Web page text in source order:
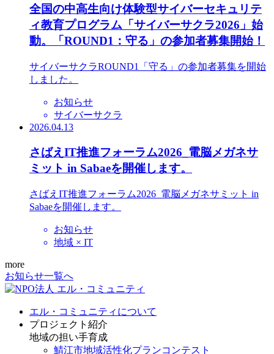
全国の中高生向け体験型サイバーセキュリテ
ィ教育プログラム「サイバーサクラ2026」始
動。「ROUND1：守る」の参加者募集開始！
サイバーサクラROUND1「守る」の参加者募集を開始
しました。
お知らせ
サイバーサクラ
2026.04.13
さばえIT推進フォーラム2026_電脳メガネサ
ミット in Sabaeを開催します。
さばえIT推進フォーラム2026_電脳メガネサミット in
Sabaeを開催します。
お知らせ
地域 × IT
more
お知らせ一覧へ
エル・コミュニティについて
プロジェクト紹介
地域の担い手育成
鯖江市地域活性化プランコンテスト